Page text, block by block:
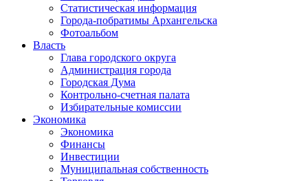
Статистическая информация
Города-побратимы Архангельска
Фотоальбом
Власть
Глава городского округа
Администрация города
Городская Дума
Контрольно-счетная палата
Избирательные комиссии
Экономика
Экономика
Финансы
Инвестиции
Муниципальная собственность